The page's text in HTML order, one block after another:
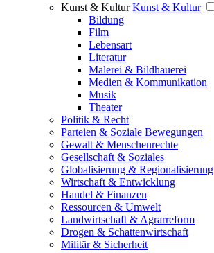
Kunst & Kultur Kunst & Kultur
Bildung
Film
Lebensart
Literatur
Malerei & Bildhauerei
Medien & Kommunikation
Musik
Theater
Politik & Recht
Parteien & Soziale Bewegungen
Gewalt & Menschenrechte
Gesellschaft & Soziales
Globalisierung & Regionalisierung
Wirtschaft & Entwicklung
Handel & Finanzen
Ressourcen & Umwelt
Landwirtschaft & Agrarreform
Drogen & Schattenwirtschaft
Militär & Sicherheit